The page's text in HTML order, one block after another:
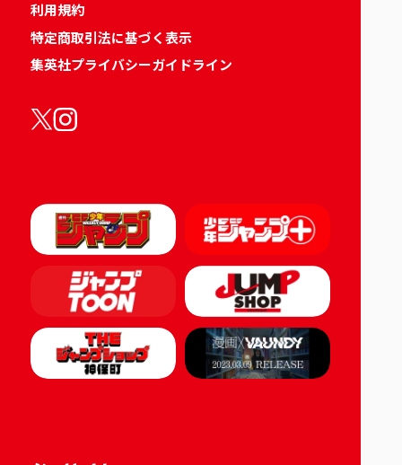
利用規約
特定商取引法に基づく表示
集英社プライバシーガイドライン